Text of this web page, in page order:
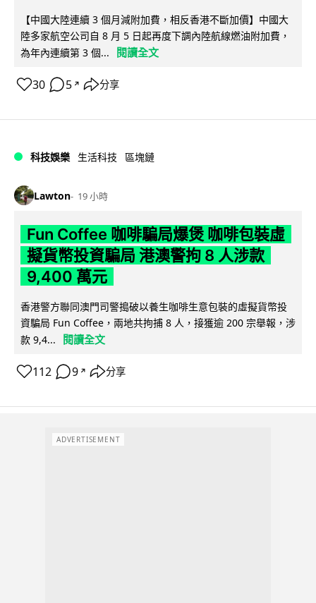
【中國大陸連續 3 個月減附加費，相反香港不斷加價】中國大
陸多家航空公司自 8 月 5 日起再度下調內陸航線燃油附加費，
為年內連續第 3 個...
閱讀全文
30 5 ↗ 分享
科技娛樂 生活科技 區塊鏈
Lawton 19 小時
Fun Coffee 咖啡騙局爆煲 咖啡包裝虛
擬貨幣投資騙局 港澳警拘 8 人涉款
9,400 萬元
香港警方聯同澳門司警搗破以養生咖啡生意包裝的虛擬貨幣投
資騙局 Fun Coffee，兩地共拘捕 8 人，接獲逾 200 宗舉報，涉
款 9,4...
閱讀全文
112 9 ↗ 分享
ADVERTISEMENT